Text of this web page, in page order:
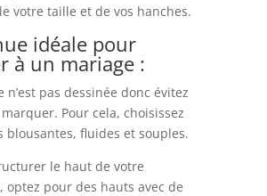
votre taille et de vos hanches.
idéale pour
à un mariage :
n’est pas dessinée donc évitez
Pour cela, choisissez
blousantes, fluides et souples.
le haut de votre
optez pour des hauts avec de